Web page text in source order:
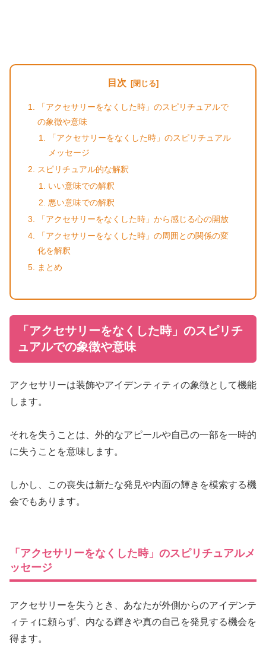
目次
「アクセサリーをなくした時」のスピリチュアルで
の象徴や意味
「アクセサリーをなくした時」のスピリチュアル
メッセージ
スピリチュアル的な解釈
いい意味での解釈
悪い意味での解釈
「アクセサリーをなくした時」から感じる心の開放
「アクセサリーをなくした時」の周囲との関係の変
化を解釈
まとめ
「アクセサリーをなくした時」のスピリチ
ュアルでの象徴や意味
アクセサリーは装飾やアイデンティティの象徴として機能
します。
それを失うことは、外的なアピールや自己の一部を一時的
に失うことを意味します。
しかし、この喪失は新たな発見や内面の輝きを模索する機
会でもあります。
「アクセサリーをなくした時」のスピリチュアルメ
ッセージ
アクセサリーを失うとき、あなたが外側からのアイデンテ
ィティに頼らず、内なる輝きや真の自己を発見する機会を
得ます。